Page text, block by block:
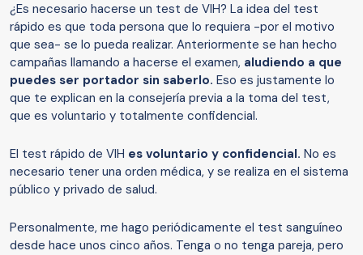
¿Es necesario hacerse un test de VIH? La idea del test
rápido es que toda persona que lo requiera -por el motivo
que sea- se lo pueda realizar. Anteriormente se han hecho
campañas llamando a hacerse el examen, aludiendo a que
puedes ser portador sin saberlo. Eso es justamente lo
que te explican en la consejería previa a la toma del test,
que es voluntario y totalmente confidencial.
El test rápido de VIH es voluntario y confidencial. No es
necesario tener una orden médica, y se realiza en el sistema
público y privado de salud.
Personalmente, me hago periódicamente el test sanguíneo
desde hace unos cinco años. Tenga o no tenga pareja, pero